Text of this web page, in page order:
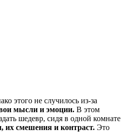
этого не случилось из-за
мысли и эмоции. В этом
шедевр, сидя в одной комнате
их смешения и контраст. Это